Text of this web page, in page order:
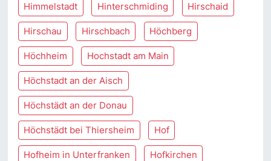
Himmelstadt Hinterschmiding Hirschaid
Hirschau Hirschbach Höchberg
Höchheim Hochstadt am Main
Höchstadt an der Aisch
Höchstädt an der Donau
Höchstädt bei Thiersheim Hof
Hofheim in Unterfranken Hofkirchen